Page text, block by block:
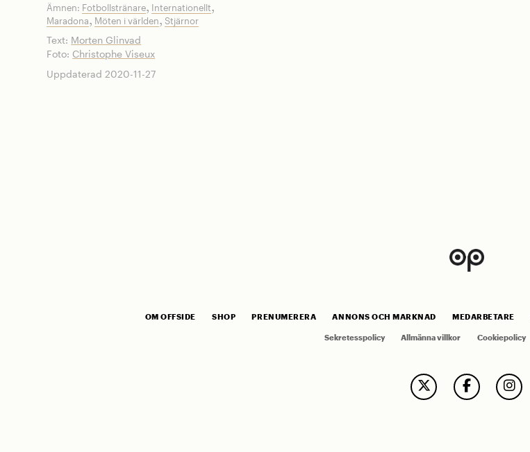
Ämnen: Fotbollstränare, Internationellt,
Maradona, Möten i världen,Stjärnor
Text: Morten Glinvad
Foto: Christophe Viseux
Uppdaterad 2020-11-27
OM OFFSIDE SHOP PRENUMERERA ANNONS OCH MARKNAD MEDARBETARE
Sekretesspolicy Allmänna villkor Cookiepolicy